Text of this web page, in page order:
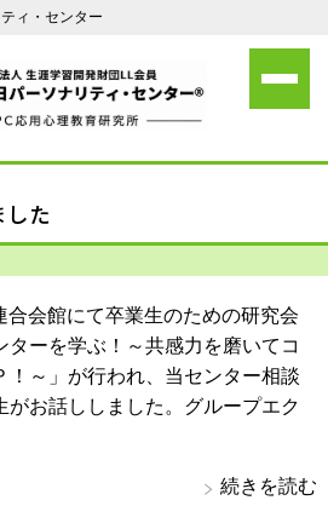
ィ・センター
た
会館にて卒業生のための研究会
ターを学ぶ！～共感力を磨いてコ
！～」が行われ、当センター相談
がお話ししました。グループエク
続きを読む